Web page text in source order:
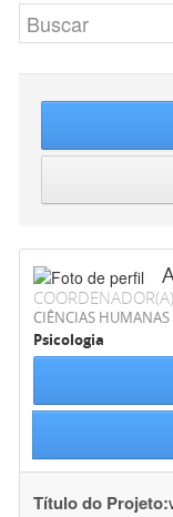
COORDENADOR(A)
CIÊNCIAS HUMANAS
Psicologia
Título do Projeto: